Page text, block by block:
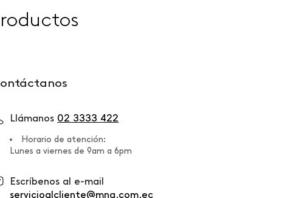
Llámanos 02 3333 422
Horario de atención:
Lunes a viernes de 9am a 6pm
Escríbenos al e-mail
servicioalcliente@mng.com.ec